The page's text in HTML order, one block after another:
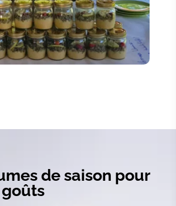
de saison pour